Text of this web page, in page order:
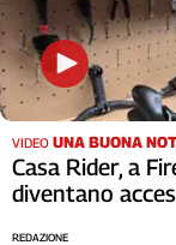
VIDEO UNA BUONA
Casa Rider, a
diventano
REDAZIONE